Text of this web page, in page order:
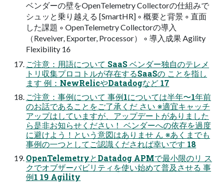
ベンダーの壁をOpenTelemetry Collectorの仕組みで
シュッと乗り越える [SmartHR] ◦ 概要と背景 ◦ 直面
した課題 ◦ OpenTelemetry Collectorの導入
（Reveiver, Exporter, Processor） ◦ 導入成果 Agility
Flexibility 16
ご注意：用語について SaaS ベンダー独自のテレメ
トリ収集プロコトルが存在するSaaSの ことを指し
ます 例：NewRelicやDatadogなど 17
ご注意：事例について 事例1については半年〜1年前
のお話であることをご了承くだ さい ※適宜キャッチ
アップはしていますが、アップデートがありました
ら是非お知らせください！ ベンダーへの依存を過度
に避けよう！という意図はありませ ん ※あくまでも
事例の一つとしてご認識くだされば幸いです 18
OpenTelemetryとDatadog APMで最小限のリ ス
クでオブザーバビリティを使い始めて普及させる 事
例1 19 Agility